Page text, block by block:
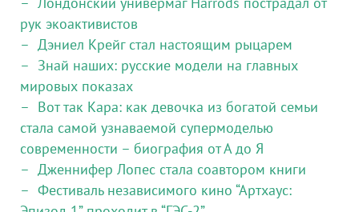
рук экоактивистов
Дэниел Крейг стал настоящим рыцарем
Знай наших: русские модели на главных
мировых показах
Вот так Кара: как девочка из богатой семьи
стала самой узнаваемой супермоделью
современности – биография от А до Я
Дженнифер Лопес стала соавтором книги
Фестиваль независимого кино “Артхаус: